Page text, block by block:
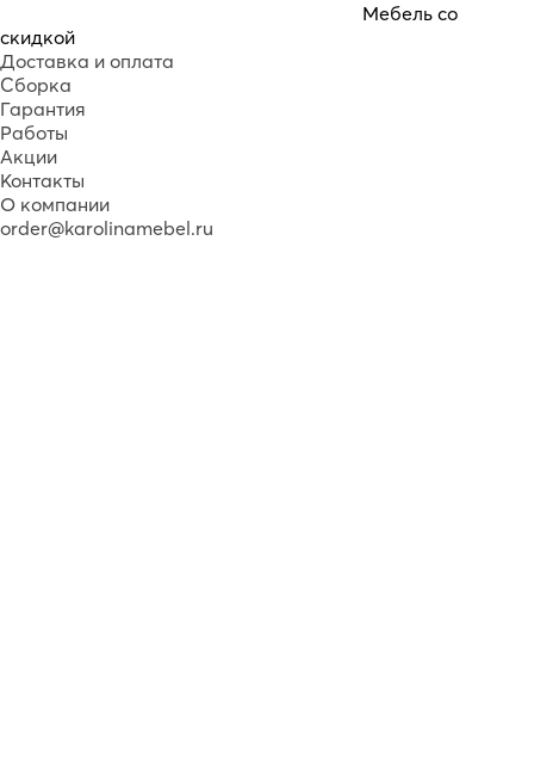
Мебель со
скидкой
Доставка и оплата
Сборка
Гарантия
Работы
Акции
Контакты
О компании
order@karolinamebel.ru